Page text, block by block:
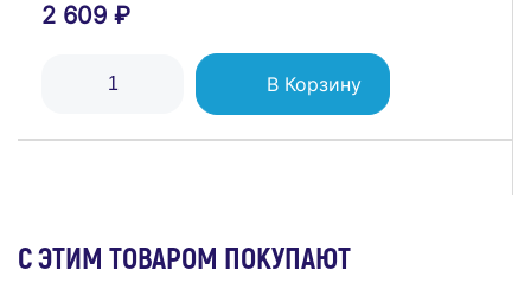
2 609 ₽
В Корзину
С ЭТИМ ТОВАРОМ ПОКУПАЮТ